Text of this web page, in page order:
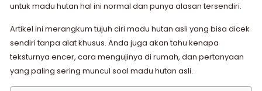
untuk madu hutan hal ini normal dan punya alasan tersendiri.
Artikel ini merangkum tujuh ciri madu hutan asli yang bisa dicek
sendiri tanpa alat khusus. Anda juga akan tahu kenapa
teksturnya encer, cara mengujinya di rumah, dan pertanyaan
yang paling sering muncul soal madu hutan asli.